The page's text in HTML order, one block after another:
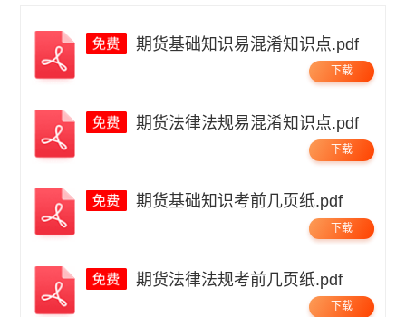
期货基础知识易混淆知识点.pdf
下载
期货法律法规易混淆知识点.pdf
下载
期货基础知识考前几页纸.pdf
下载
期货法律法规考前几页纸.pdf
下载